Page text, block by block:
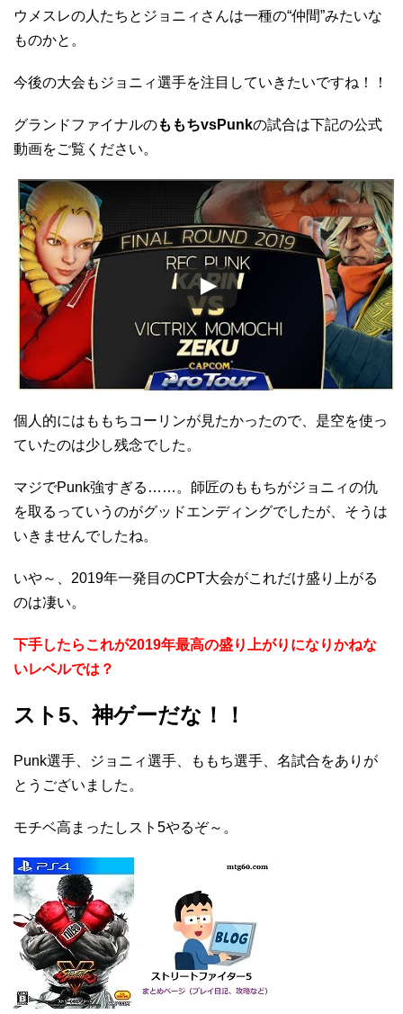
ウメスレの人たちとジョニィさんは一種の“仲間”みたいな
ものかと。
今後の大会もジョニィ選手を注目していきたいですね！！
グランドファイナルのももちvsPunkの試合は下記の公式
動画をご覧ください。
この動画を YouTube で視聴
個人的にはももちコーリンが見たかったので、是空を使っ
ていたのは少し残念でした。
マジでPunk強すぎる……。師匠のももちがジョニィの仇
を取るっていうのがグッドエンディングでしたが、そうは
いきませんでしたね。
いや～、2019年一発目のCPT大会がこれだけ盛り上がる
のは凄い。
下手したらこれが2019年最高の盛り上がりになりかねな
いレベルでは？
スト5、神ゲーだな！！
Punk選手、ジョニィ選手、ももち選手、名試合をありが
とうございました。
モチベ高まったしスト5やるぞ～。